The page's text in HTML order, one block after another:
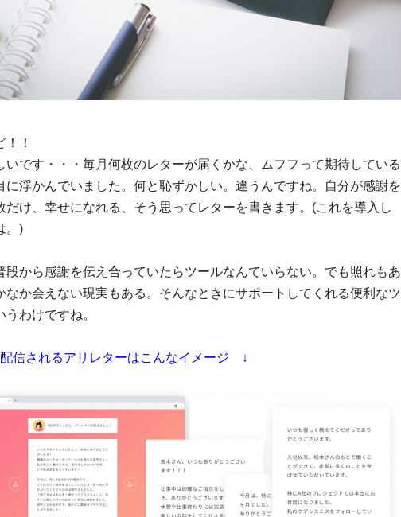
！
いです・・・毎月何枚のレターが届くかな、ムフフって期待している
に浮かんでいました。何と恥ずかしい。違うんですね。自分が感謝を
だけ、幸せになれる、そう思ってレターを書きます。(これを導入し
。)
段から感謝を伝え合っていたらツールなんていらない。でも照れもあ
なか会えない現実もある。そんなときにサポートしてくれる便利なツ
うわけですね。
信されるアリレターはこんなイメージ ↓